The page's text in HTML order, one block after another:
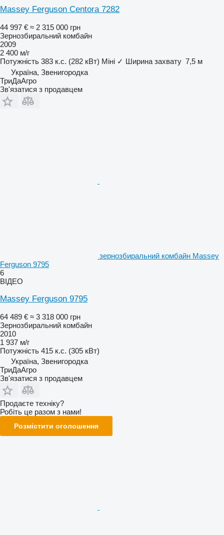
Massey Ferguson Centora 7282
44 997 € ≈ 2 315 000 грн
Зернозбиральний комбайн
2009
2 400 м/г
Потужність 383 к.с. (282 кВт) Міні ✓ Ширина захвату 7,5 м
Україна, Звенигородка
ТриДаАгро
Зв'язатися з продавцем
зернозбиральний комбайн Massey
Ferguson 9795
6
ВІДЕО
Massey Ferguson 9795
64 489 € ≈ 3 318 000 грн
Зернозбиральний комбайн
2010
1 937 м/г
Потужність 415 к.с. (305 кВт)
Україна, Звенигородка
ТриДаАгро
Зв'язатися з продавцем
Продаєте техніку?
Робіть це разом з нами!
Розмістити оголошення